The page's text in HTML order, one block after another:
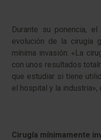
Durante su ponencia,
evolución de la cirugía
mínima invasión. «La
con unos resultados
que estudiar si tiene
el hospital y la industria»,
Cirugía mínimamente